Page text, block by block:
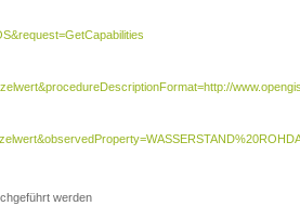
werden